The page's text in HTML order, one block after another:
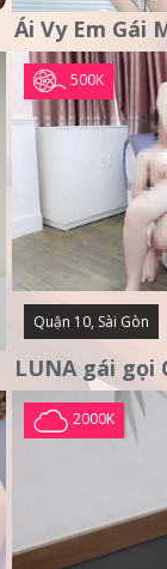
500K
Quận 10, Sài Gòn
2000K